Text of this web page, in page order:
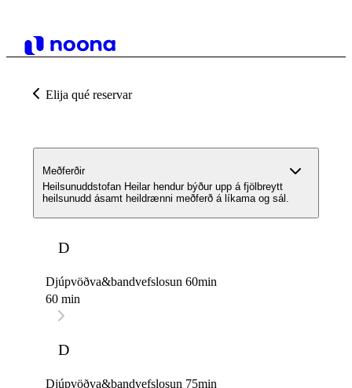
Elija qué reservar
Meðferðir
Heilsunuddstofan Heilar hendur býður upp á fjölbreytt
heilsunudd ásamt heildrænni meðferð á líkama og sál.
D
Djúpvöðva&bandvefslosun 60min
60 min
D
Djúpvöðva&bandvefslosun 75min